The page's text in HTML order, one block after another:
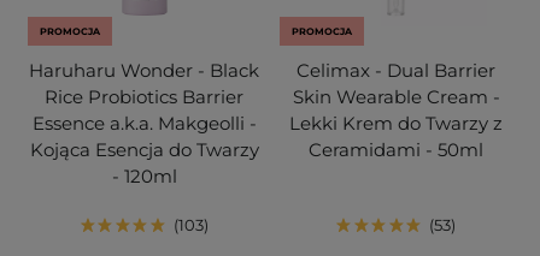
PROMOCJA
Haruharu Wonder - Black
Rice Probiotics Barrier
Essence a.k.a. Makgeolli -
Kojąca Esencja do Twarzy
- 120ml
103
PROMOCJA
Celimax - Dual Barrier
Skin Wearable Cream -
Lekki Krem do Twarzy z
Ceramidami - 50ml
53